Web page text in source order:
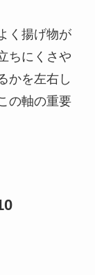
く揚げ物が
ちにくさや
かを左右し
の軸の重要